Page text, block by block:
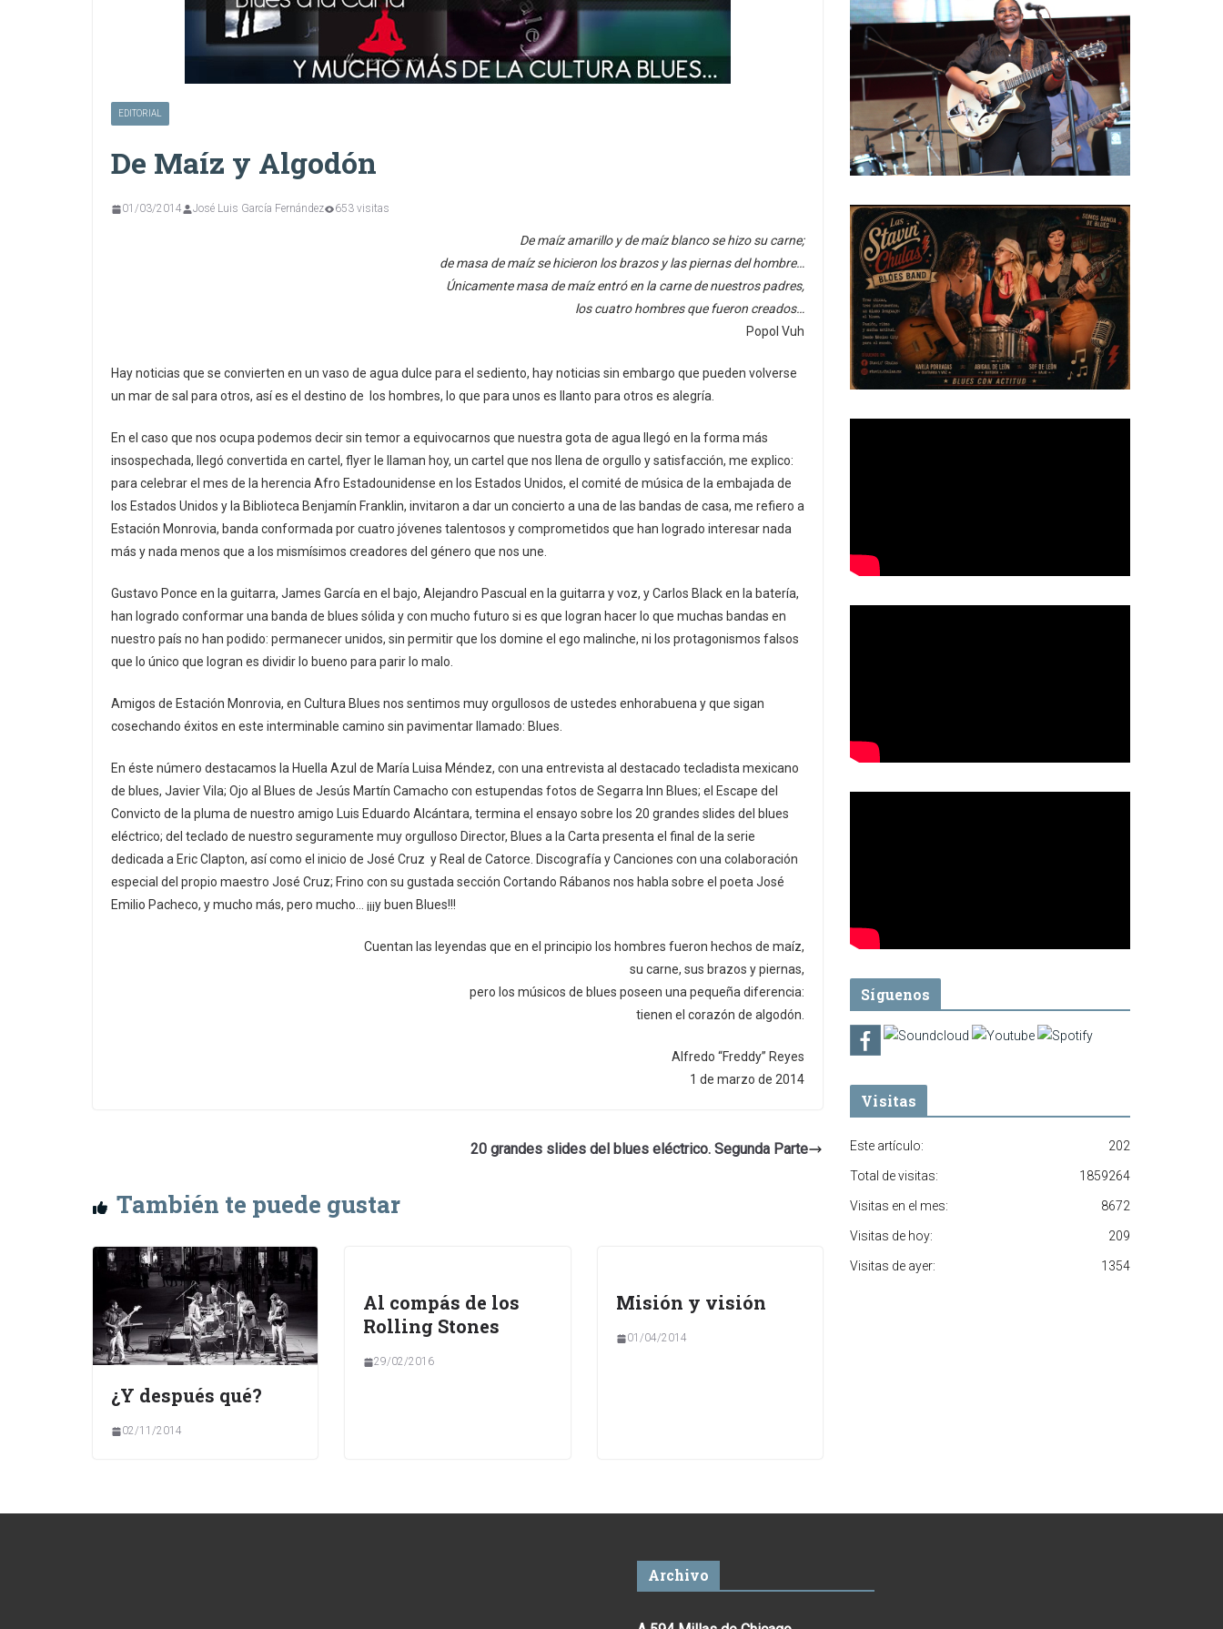
EDITORIAL
De Maíz y Algodón
01/03/2014 José Luis García Fernández 653 visitas
De maíz amarillo y de maíz blanco se hizo su carne;
de masa de maíz se hicieron los brazos y las piernas del hombre…
Únicamente masa de maíz entró en la carne de nuestros padres,
los cuatro hombres que fueron creados…
Popol Vuh
Hay noticias que se convierten en un vaso de agua dulce para el sediento, hay noticias sin embargo que pueden volverse
un mar de sal para otros, así es el destino de los hombres, lo que para unos es llanto para otros es alegría.
En el caso que nos ocupa podemos decir sin temor a equivocarnos que nuestra gota de agua llegó en la forma más
insospechada, llegó convertida en cartel, flyer le llaman hoy, un cartel que nos llena de orgullo y satisfacción, me explico:
para celebrar el mes de la herencia Afro Estadounidense en los Estados Unidos, el comité de música de la embajada de
los Estados Unidos y la Biblioteca Benjamín Franklin, invitaron a dar un concierto a una de las bandas de casa, me refiero a
Estación Monrovia, banda conformada por cuatro jóvenes talentosos y comprometidos que han logrado interesar nada
más y nada menos que a los mismísimos creadores del género que nos une.
Gustavo Ponce en la guitarra, James García en el bajo, Alejandro Pascual en la guitarra y voz, y Carlos Black en la batería,
han logrado conformar una banda de blues sólida y con mucho futuro si es que logran hacer lo que muchas bandas en
nuestro país no han podido: permanecer unidos, sin permitir que los domine el ego malinche, ni los protagonismos falsos
que lo único que logran es dividir lo bueno para parir lo malo.
Amigos de Estación Monrovia, en Cultura Blues nos sentimos muy orgullosos de ustedes enhorabuena y que sigan
cosechando éxitos en este interminable camino sin pavimentar llamado: Blues.
En éste número destacamos la Huella Azul de María Luisa Méndez, con una entrevista al destacado tecladista mexicano
de blues, Javier Vila; Ojo al Blues de Jesús Martín Camacho con estupendas fotos de Segarra Inn Blues; el Escape del
Convicto de la pluma de nuestro amigo Luis Eduardo Alcántara, termina el ensayo sobre los 20 grandes slides del blues
eléctrico; del teclado de nuestro seguramente muy orgulloso Director, Blues a la Carta presenta el final de la serie
dedicada a Eric Clapton, así como el inicio de José Cruz y Real de Catorce. Discografía y Canciones con una colaboración
especial del propio maestro José Cruz; Frino con su gustada sección Cortando Rábanos nos habla sobre el poeta José
Emilio Pacheco, y mucho más, pero mucho… ¡¡¡y buen Blues!!!
Cuentan las leyendas que en el principio los hombres fueron hechos de maíz,
su carne, sus brazos y piernas,
pero los músicos de blues poseen una pequeña diferencia:
tienen el corazón de algodón.
Alfredo “Freddy” Reyes
1 de marzo de 2014
20 grandes slides del blues eléctrico. Segunda Parte
También te puede gustar
¿Y después qué?
02/11/2014
Al compás de los
Rolling Stones
29/02/2016
Misión y visión
01/04/2014
Síguenos
Visitas
202
Este artículo:
1859264
Total de visitas:
8672
Visitas en el mes:
209
Visitas de hoy:
1354
Visitas de ayer:
Archivo